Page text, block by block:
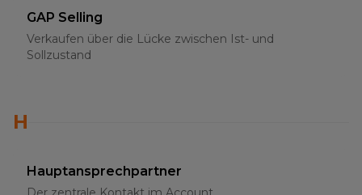
GAP Selling
Verkaufen über die Lücke zwischen Ist- und
Sollzustand
H
Hauptansprechpartner